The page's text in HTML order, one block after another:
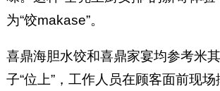
为“饺makase”。
喜鼎海胆水饺和喜鼎家宴均参考米
子“位上”，工作人员在顾客面前现